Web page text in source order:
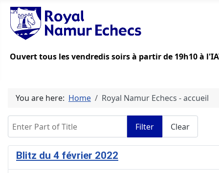
Ouvert tous les vendredis soirs à partir de 19h10 à
You are here: Home Royal Namur Echecs - accueil
Filter Clear
Blitz du 4 février 2022